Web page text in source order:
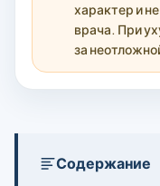
характер и
врача. При
за
Содержание